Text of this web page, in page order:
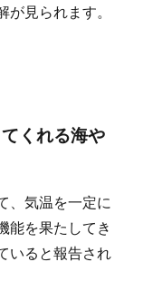
見られます。
くれる海や
、気温を一定に
能を果たしてき
いると報告され